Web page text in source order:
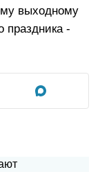
выходному
праздника -